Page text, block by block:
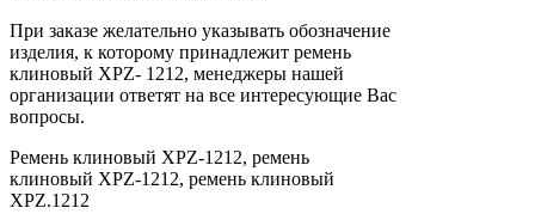
При заказе желательно указывать обозначение
изделия, к которому принадлежит ремень
клиновый XPZ- 1212, менеджеры нашей
организации ответят на все интересующие Вас
вопросы.
Ремень клиновый XPZ-1212, ремень
клиновый XPZ-1212, ремень клиновый
XPZ.1212